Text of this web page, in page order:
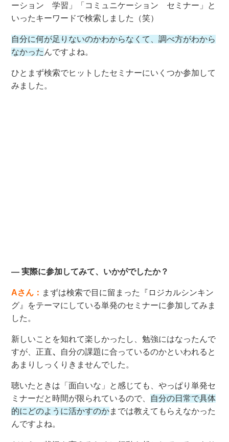
ーション 学習」「コミュニケーション セミナー」と
いったキーワードで検索しました（笑）
自分に何が足りないのかわからなくて、調べ方がわから
なかった んですよね。
ひとまず検索でヒットしたセミナーにいくつか参加して
みました。
― 実際に参加してみて、いかがでしたか？
Aさん： まずは検索で目に留まった『ロジカルシンキン
グ』をテーマにしている単発のセミナーに参加してみま
した。
新しいことを知れて楽しかったし、勉強にはなったんで
すが、正直、 自分の課題に合っているのかといわれると
あまりしっくりきませんでした。
聴いたときは「面白いな」と感じても、やっぱり単発セ
ミナーだと時間が限られているので、 自分の日常で具体
的にどのように活かすのかまでは教えてもらえなかった
んですよね。